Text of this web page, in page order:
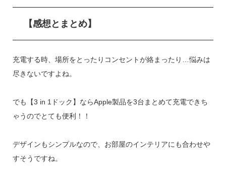
【感想とまとめ】
充電する時、場所をとったりコンセントが絡まったり…悩みは
尽きないですよね。
でも【3 in 1ドック】ならApple製品を3台まとめて充電できち
ゃうのでとても便利！！
デザインもシンプルなので、お部屋のインテリアにも合わせや
すそうですね。